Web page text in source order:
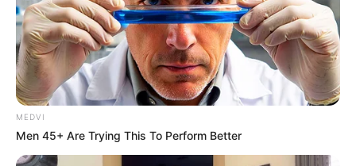
LCS-8 USS Montgomery Independence
LCS-9 USS Little Rock Freedom
LCS-10 USS Gabrielle
LCS-11 USS Sioux City Freedom
LCS-12 USS Omaha Independence
LCS-13 USS Wichita Freedom
LCS-15 USS Billings Freedom
LCS-16 USS Tulsa Independence
MEDVI
Men 45+ Are Trying This To Perform Better